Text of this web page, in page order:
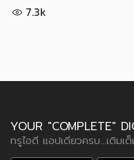
7.3k
YOUR "COMPLETE"
ทรูไอดี แอปเดียวครบ...เติมเ